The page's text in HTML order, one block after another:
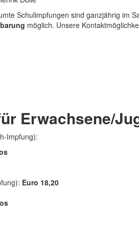
Schulimpfungen sind ganzjährig im
möglich. Unsere
Erwachsene/
Impfung):
Euro 18,20